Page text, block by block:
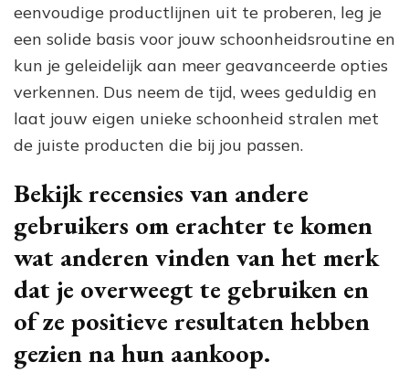
eenvoudige productlijnen uit te proberen, leg je
een solide basis voor jouw schoonheidsroutine en
kun je geleidelijk aan meer geavanceerde opties
verkennen. Dus neem de tijd, wees geduldig en
laat jouw eigen unieke schoonheid stralen met
de juiste producten die bij jou passen.
Bekijk recensies van andere
gebruikers om erachter te komen
wat anderen vinden van het merk
dat je overweegt te gebruiken en
of ze positieve resultaten hebben
gezien na hun aankoop.